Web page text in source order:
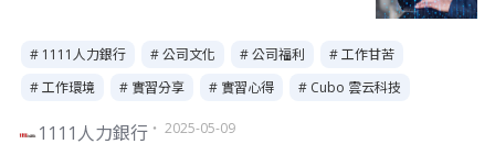
# 1111人力銀行 # 公司文化 # 公司福利
# 工作甘苦
# 工作環境
# 實習分享 # 實習心得 # Cubo 雲云科技
1111人力銀行 ・ 2025-05-09